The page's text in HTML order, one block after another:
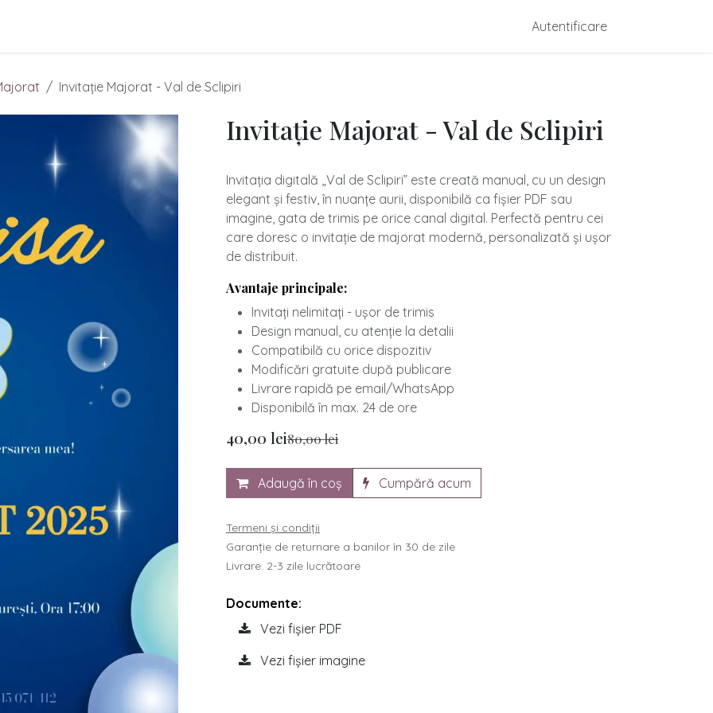
Contactați-ne
Autentificare
Invitație Majorat - Val de Sclipiri
Invitație Majorat - Val de Sclipiri
Invitația digitală „Val de Sclipiri” este creată manual, cu un design
elegant și festiv, în nuanțe aurii, disponibilă ca fișier PDF sau
imagine, gata de trimis pe orice canal digital. Perfectă pentru cei
care doresc o invitație de majorat modernă, personalizată și ușor
de distribuit.
Avantaje principale:
Invitați nelimitați - ușor de trimis
​Design manual, cu atenție la detalii
​Compatibilă cu orice dispozitiv
​Modificări gratuite după publicare
​Livrare rapidă pe email/WhatsApp
​Disponibilă în max. 24 de ore
40,00 lei80,00lei
Adaugă în coș Cumpără acum
Termeni și condiții
Garanție de returnare a banilor în 30 de zile
Livrare: 2-3 zile lucrătoare
Documente:
Vezi fișier PDF
Vezi fișier imagine